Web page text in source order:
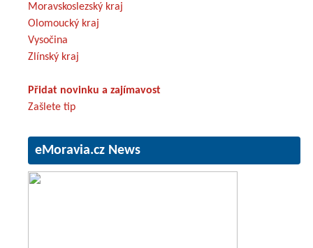
Moravskoslezský kraj
Olomoucký kraj
Vysočina
Zlínský kraj
Přidat novinku a zajímavost
Zašlete tip
eMoravia.cz News